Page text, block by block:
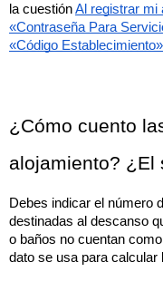
la cuestión Al registrar mi
«Contraseña Para
«Código
¿Cómo cuento
alojamiento? ¿El
Debes indicar el número
destinadas al descanso
o baños no cuentan
dato se usa para calcular